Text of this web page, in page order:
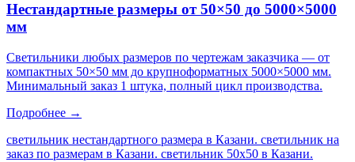
Нестандартные размеры от 50×50 до 5000×5000
мм
Светильники любых размеров по чертежам заказчика — от
компактных 50×50 мм до крупноформатных 5000×5000 мм.
Минимальный заказ 1 штука, полный цикл производства.
Подробнее →
светильник нестандартного размера в Казани. светильник на
заказ по размерам в Казани. светильник 50х50 в Казани.